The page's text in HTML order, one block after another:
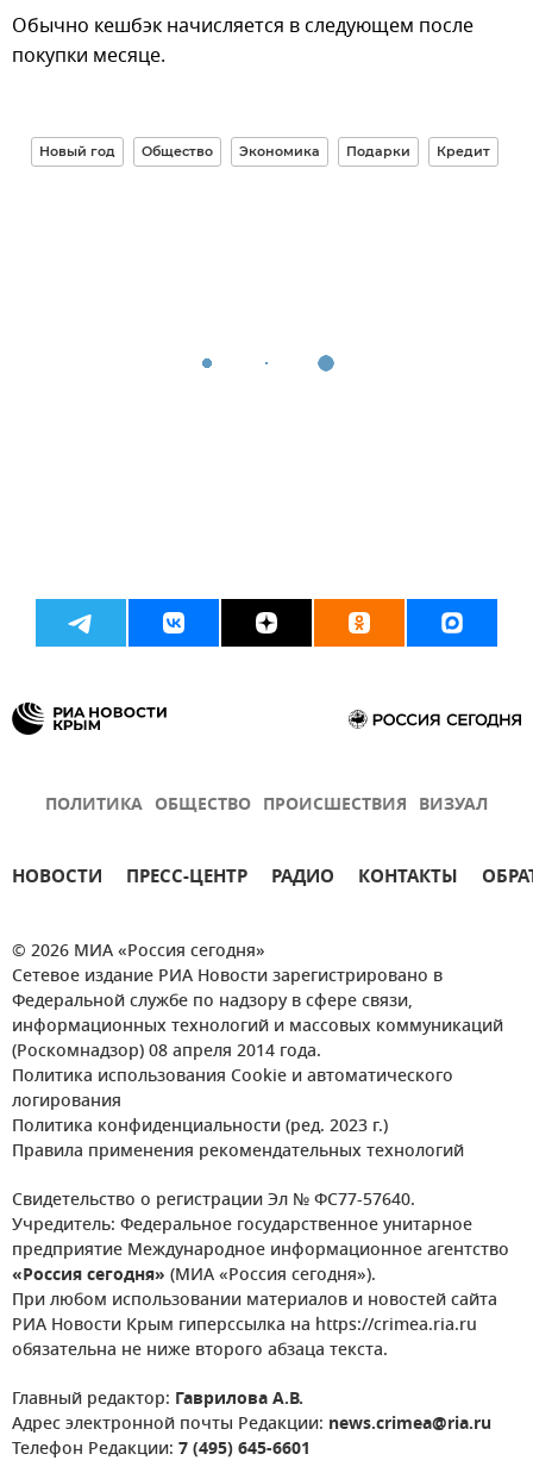
Обычно кешбэк начисляется в следующем после
покупки месяце.
Новый год Общество Экономика Подарки Кредит
ПОЛИТИКА ОБЩЕСТВО ПРОИСШЕСТВИЯ ВИЗУАЛ
НОВОСТИ ПРЕСС-ЦЕНТР РАДИО КОНТАКТЫ
© 2026 МИА «Россия сегодня»
Сетевое издание РИА Новости зарегистрировано в
Федеральной службе по надзору в сфере связи,
информационных технологий и массовых коммуникаций
(Роскомнадзор) 08 апреля 2014 года.
Политика использования Cookie и автоматического
логирования
Политика конфиденциальности (ред. 2023 г.)
Правила применения рекомендательных технологий
Свидетельство о регистрации Эл № ФС77-57640.
Учредитель: Федеральное государственное унитарное
предприятие Международное информационное агентство
«Россия сегодня» (МИА «Россия сегодня»).
При любом использовании материалов и новостей сайта
РИА Новости Крым гиперссылка на https://crimea.ria.ru
обязательна не ниже второго абзаца текста.
Главный редактор: Гаврилова А.В.
Адрес электронной почты Редакции: news.crimea@ria.ru
Телефон Редакции: 7 (495) 645-6601